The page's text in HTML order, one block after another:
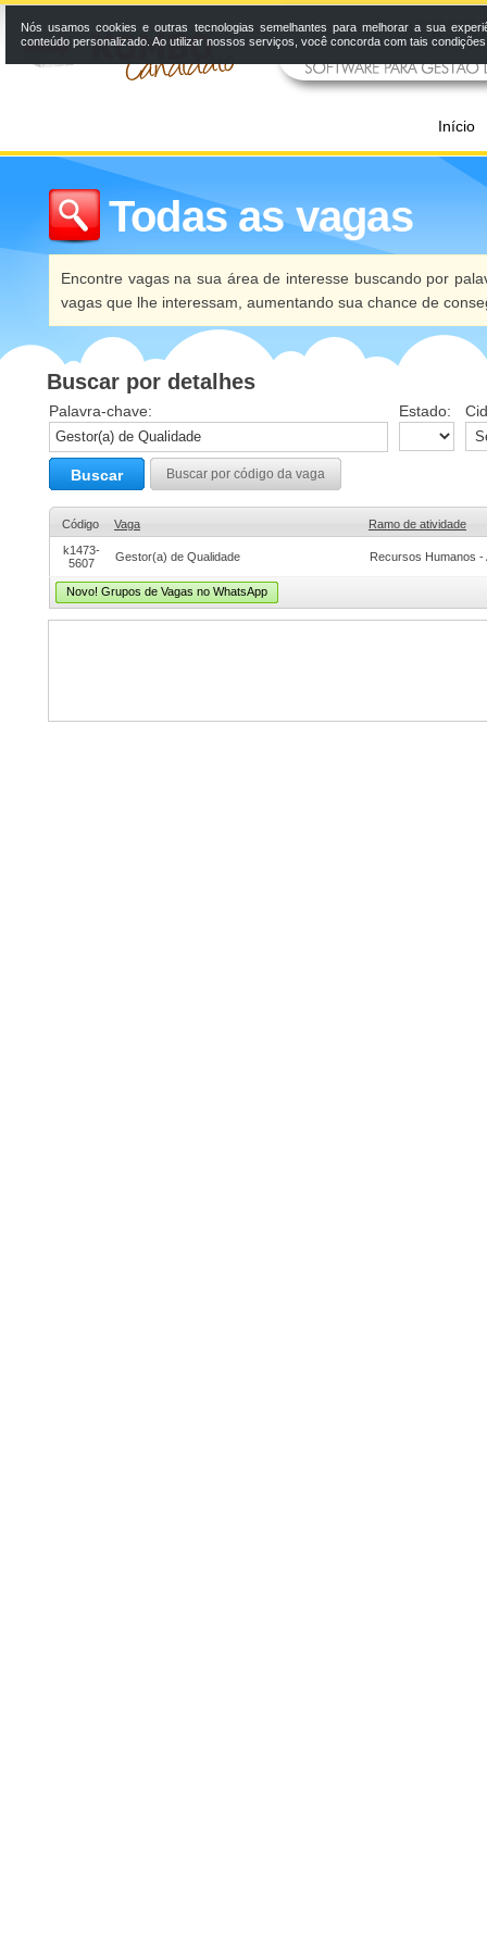
Início
Todas as vagas
Encontre vagas na sua área de interesse buscando por
vagas que lhe interessam, aumentando sua chance de
Buscar por detalhes
Palavra-chave: Estado:
Buscar Buscar por código da vaga
Código Vaga
Ramo de atividade
k1473-
5607
Gestor(a) de Qualidade Recursos Humanos -
Novo! Grupos de Vagas no WhatsApp
Nós usamos cookies e outras tecnologias semelhantes para melhorar a sua
conteúdo personalizado. Ao utilizar nossos serviços, você concorda com tais